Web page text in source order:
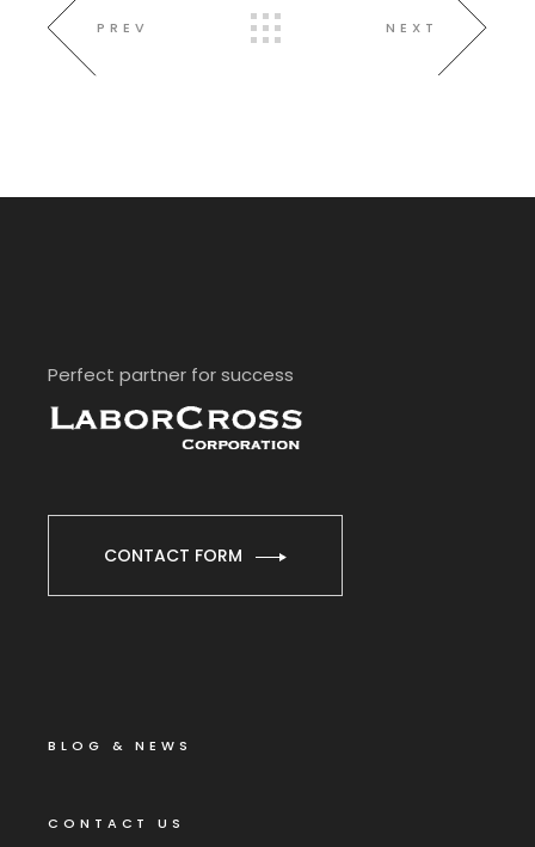
PREV NEXT
Perfect partner for success
CONTACT FORM
BLOG & NEWS
CONTACT US